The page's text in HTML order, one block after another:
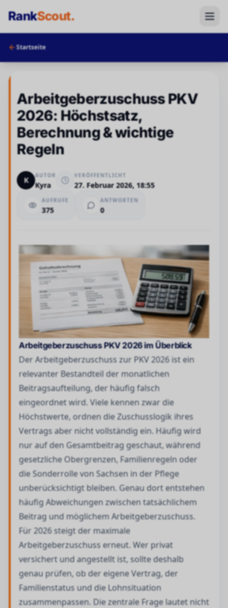
RankScout.
Startseite
Arbeitgeberzuschuss PKV
2026: Höchstsatz,
Berechnung & wichtige
Regeln
K AUTOR
Kyra
VERÖFFENTLICHT
27. Februar 2026, 18:55
AUFRUFE
375
ANTWORTEN
0
Arbeitgeberzuschuss PKV 2026 im Überblick
Der Arbeitgeberzuschuss zur PKV 2026 ist ein
relevanter Bestandteil der monatlichen
Beitragsaufteilung, der häufig falsch
eingeordnet wird. Viele kennen zwar die
Höchstwerte, ordnen die Zuschusslogik ihres
Vertrags aber nicht vollständig ein. Häufig wird
nur auf den Gesamtbeitrag geschaut, während
gesetzliche Obergrenzen, Familienregeln oder
die Sonderrolle von Sachsen in der Pflege
unberücksichtigt bleiben. Genau dort entstehen
häufig Abweichungen zwischen tatsächlichem
Beitrag und möglichem Arbeitgeberzuschuss.
Für 2026 steigt der maximale
Arbeitgeberzuschuss erneut. Wer privat
versichert und angestellt ist, sollte deshalb
genau prüfen, ob der eigene Vertrag, der
Familienstatus und die Lohnsituation
zusammenpassen. Die zentrale Frage lautet nicht